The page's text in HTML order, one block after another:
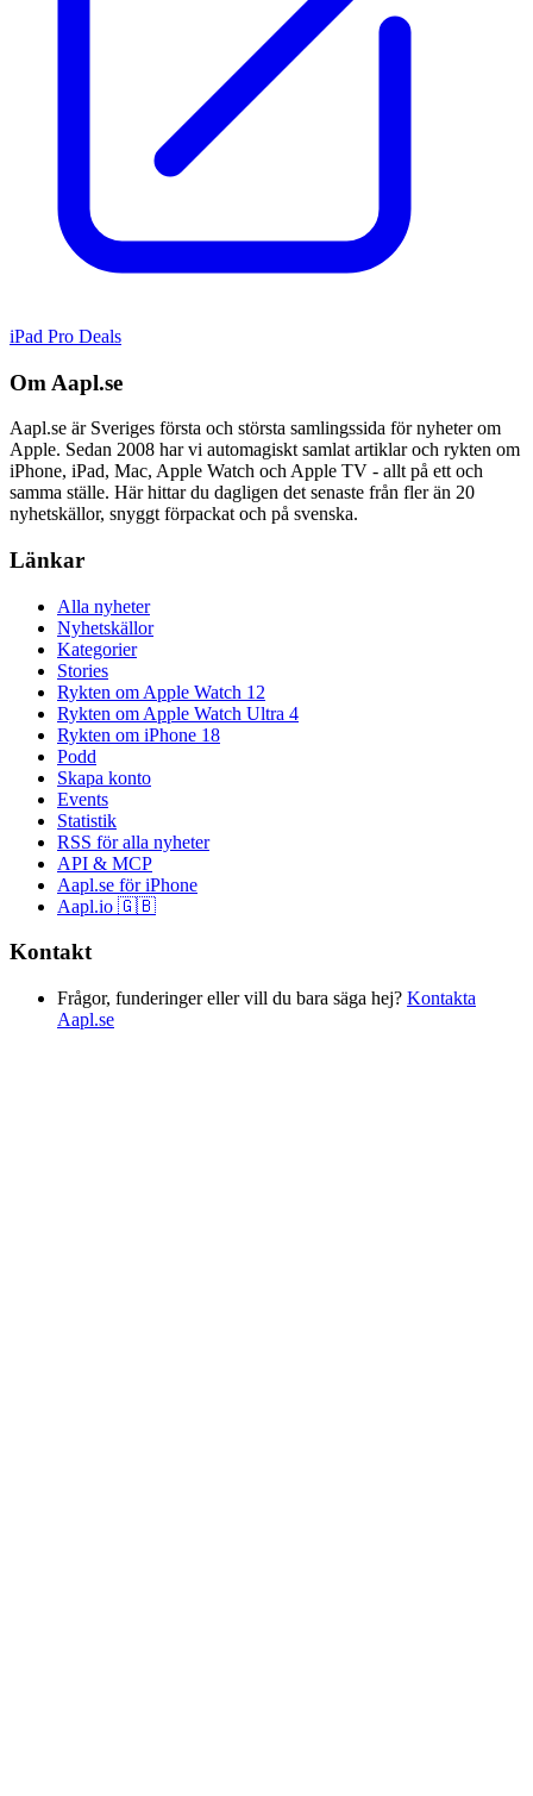
iPad Pro Deals
Om Aapl.se
Aapl.se är Sveriges första och största samlingssida för nyheter om
Apple. Sedan 2008 har vi automagiskt samlat artiklar och rykten om
iPhone, iPad, Mac, Apple Watch och Apple TV - allt på ett och
samma ställe. Här hittar du dagligen det senaste från fler än 20
nyhetskällor, snyggt förpackat och på svenska.
Länkar
Alla nyheter
Nyhetskällor
Kategorier
Stories
Rykten om Apple Watch 12
Rykten om Apple Watch Ultra 4
Rykten om iPhone 18
Podd
Skapa konto
Events
Statistik
RSS för alla nyheter
API & MCP
Aapl.se för iPhone
Aapl.io 🇬🇧
Kontakt
Frågor, funderinger eller vill du bara säga hej? Kontakta
Aapl.se